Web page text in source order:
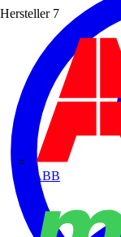
Hersteller 7
ABB